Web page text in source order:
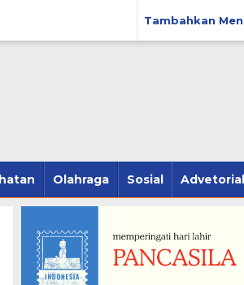
Tambahkan
Olahraga Sosial Advetorial